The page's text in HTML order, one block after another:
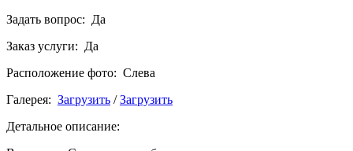
Задать вопрос: Да
Заказ услуги: Да
Расположение фото: Слева
Галерея: Загрузить /Загрузить
Детальное описание: